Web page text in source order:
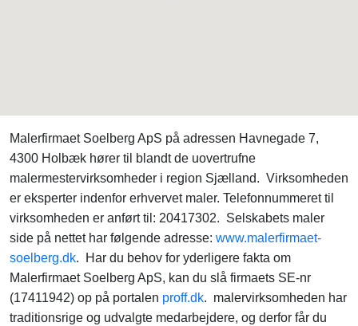
Malerfirmaet Soelberg ApS på adressen Havnegade 7,
4300 Holbæk hører til blandt de uovertrufne
malermestervirksomheder i region Sjælland. Virksomheden
er eksperter indenfor erhvervet maler. Telefonnummeret til
virksomheden er anført til: 20417302. Selskabets maler
side på nettet har følgende adresse: www.malerfirmaet-
soelberg.dk. Har du behov for yderligere fakta om
Malerfirmaet Soelberg ApS, kan du slå firmaets SE-nr
(17411942) op på portalen proff.dk. malervirksomheden har
traditionsrige og udvalgte medarbejdere, og derfor får du